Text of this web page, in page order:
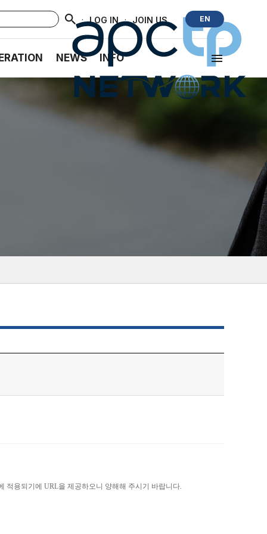
· LOG IN · JOIN US EN
NEWS INFO
적용되기에 URL을 제공하오니 양해해 주시기 바랍니다.